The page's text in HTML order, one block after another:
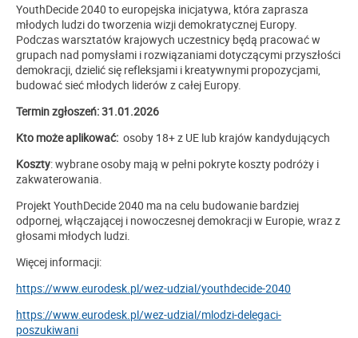
YouthDecide 2040 to europejska inicjatywa, która zaprasza
młodych ludzi do tworzenia wizji demokratycznej Europy.
Podczas warsztatów krajowych uczestnicy będą pracować w
grupach nad pomysłami i rozwiązaniami dotyczącymi przyszłości
demokracji, dzielić się refleksjami i kreatywnymi propozycjami,
budować sieć młodych liderów z całej Europy.
Termin zgłoszeń: 31.01.2026
Kto może aplikować: osoby 18+ z UE lub krajów kandydujących
Koszty: wybrane osoby mają w pełni pokryte koszty podróży i
zakwaterowania.
Projekt YouthDecide 2040 ma na celu budowanie bardziej
odpornej, włączającej i nowoczesnej demokracji w Europie, wraz z
głosami młodych ludzi.
Więcej informacji:
https://www.eurodesk.pl/wez-udzial/youthdecide-2040
https://www.eurodesk.pl/wez-udzial/mlodzi-delegaci-
poszukiwani